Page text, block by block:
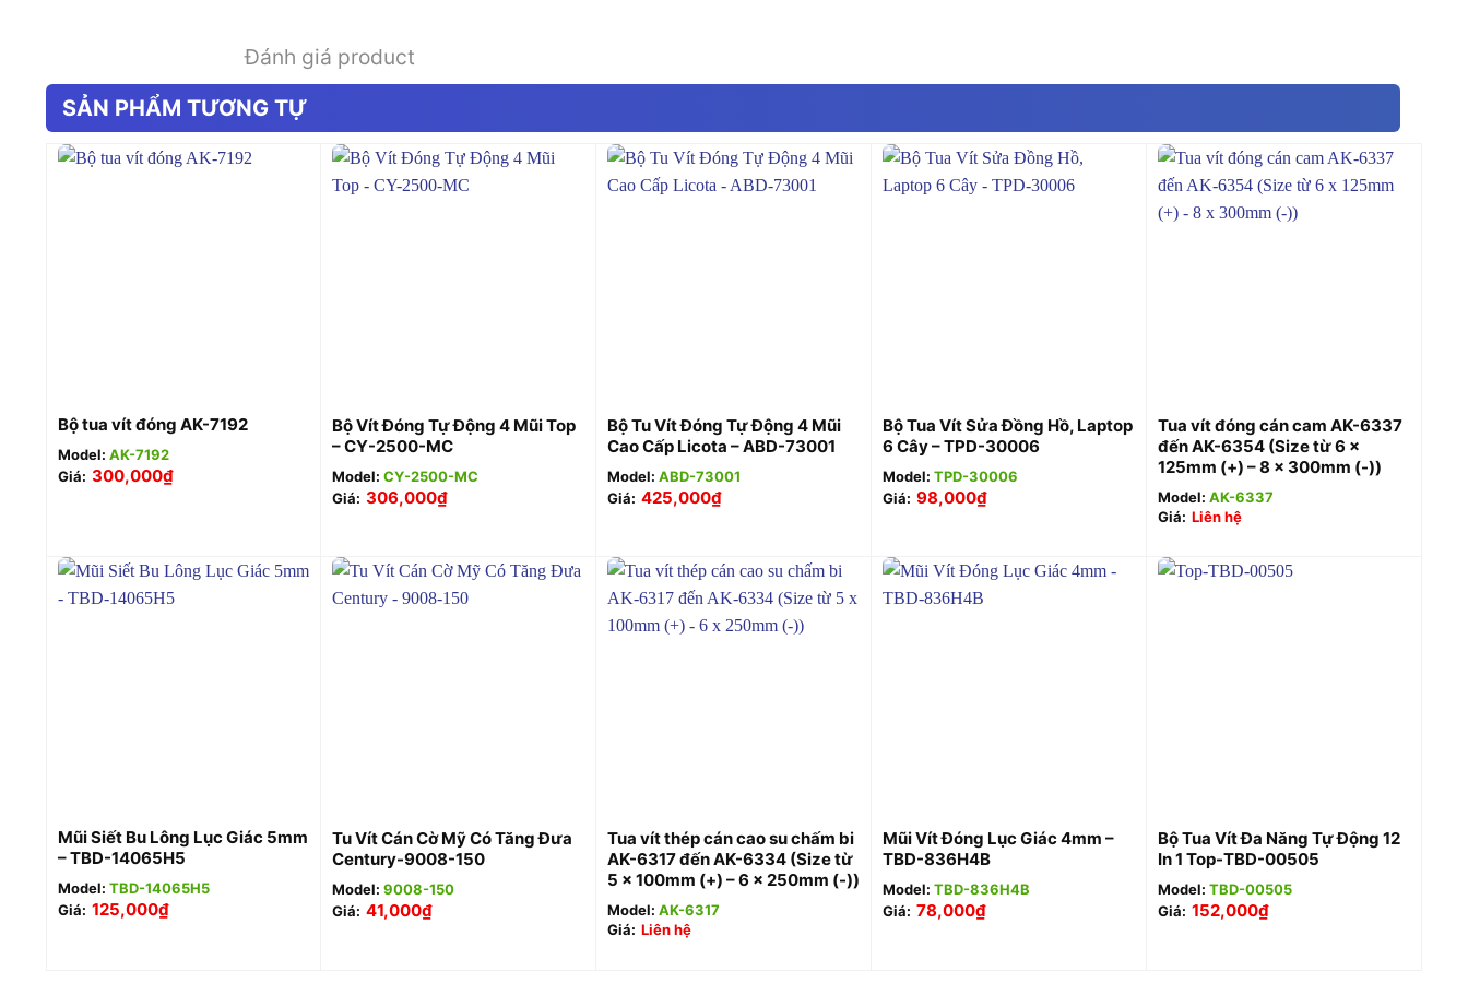
Đánh giá product
SẢN PHẨM TƯƠNG TỰ
Bộ tua vít đóng AK-7192
Model: AK-7192
Giá: 300,000₫
Bộ Vít Đóng Tự Động 4 Mũi Top
– CY-2500-MC
Model: CY-2500-MC
Giá: 306,000₫
Bộ Tu Vít Đóng Tự Động 4 Mũi
Cao Cấp Licota – ABD-73001
Model: ABD-73001
Giá: 425,000₫
Bộ Tua Vít Sửa Đồng Hồ, Laptop
6 Cây – TPD-30006
Model: TPD-30006
Giá: 98,000₫
Tua vít đóng cán cam AK-6337
đến AK-6354 (Size từ 6 x
125mm (+) – 8 x 300mm (-))
Model: AK-6337
Giá: Liên hệ
Mũi Siết Bu Lông Lục Giác 5mm
– TBD-14065H5
Model: TBD-14065H5
Giá: 125,000₫
Tu Vít Cán Cờ Mỹ Có Tăng Đưa
Century-9008-150
Model: 9008-150
Giá: 41,000₫
Tua vít thép cán cao su chấm bi
AK-6317 đến AK-6334 (Size từ
5 x 100mm (+) – 6 x 250mm (-))
Model: AK-6317
Giá: Liên hệ
Mũi Vít Đóng Lục Giác 4mm –
TBD-836H4B
Model: TBD-836H4B
Giá: 78,000₫
Bộ Tua Vít Đa Năng Tự Động 12
In 1 Top-TBD-00505
Model: TBD-00505
Giá: 152,000₫